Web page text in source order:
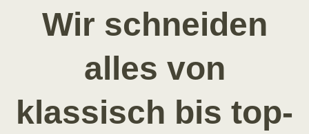
Wir schneiden
alles von
klassisch bis top-